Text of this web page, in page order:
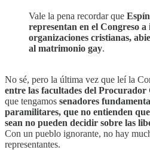
Vale la pena recordar que
representan en el Congreso
organizaciones cristianas,
al matrimonio gay.
No sé, pero la última vez que leí la
entre las facultades del Procurador
que tengamos senadores
paramilitares, que no entienden
sean no pueden decidir sobre las
Con un pueblo ignorante, no hay
representantes.